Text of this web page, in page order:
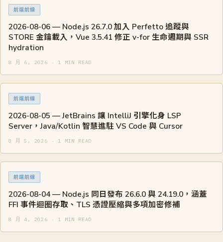
前端前線
2026-08-06 — Node.js 26.7.0 加入 Perfetto 追蹤與
STORE 金鑰載入，Vue 3.5.41 修正 v-for 生命週期與 SSR
hydration
8 月 6, 2026 · 1 MIN READ
前端前線
2026-08-05 — JetBrains 讓 IntelliJ 引擎化身 LSP
Server，Java/Kotlin 智慧進駐 VS Code 與 Cursor
8 月 5, 2026 · 1 MIN READ
前端前線
2026-08-04 — Node.js 同日發布 26.6.0 與 24.19.0，涵蓋
FFI 事件迴圈存取、TLS 憑證壓縮與多項加密修補
8 月 4, 2026 · 1 MIN READ